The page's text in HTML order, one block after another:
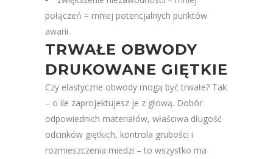
połączeń = mniej potencjalnych punktów
awarii.
TRWAŁE OBWODY
DRUKOWANE GIĘTKIE
Czy elastyczne obwody mogą być trwałe? Tak
– o ile zaprojektujesz je z głową. Dobór
odpowiednich materiałów, właściwa długość
odcinków giętkich, kontrola grubości i
rozmieszczenia miedzi – to wszystko ma